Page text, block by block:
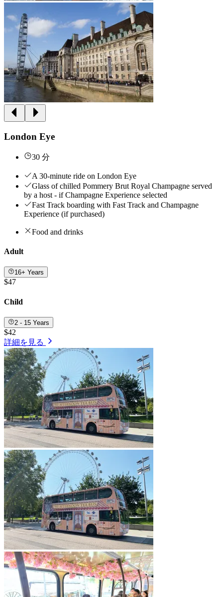
London Eye
30 分
A 30-minute ride on London Eye
Glass of chilled Pommery Brut Royal Champagne served
by a host - if Champagne Experience selected
Fast Track boarding with Fast Track and Champagne
Experience (if purchased)
Food and drinks
Adult
16+ Years
$47
Child
2 - 15 Years
$42
詳細を見る